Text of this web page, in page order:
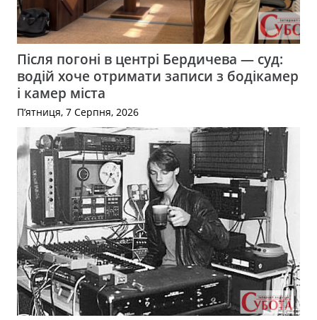
Після погоні в центрі Бердичева — суд:
водій хоче отримати записи з бодікамер
і камер міста
П’ятниця, 7 Серпня, 2026